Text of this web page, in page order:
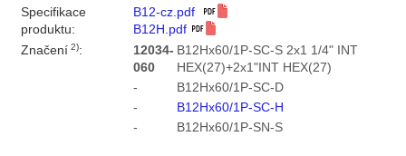
Specifikace
produktu:
B12-cz.pdf
B12H.pdf
Značení2):
12034-
060
B12Hx60/1P-SC-S 2x1 1/4" INT
HEX(27)+2x1"INT HEX(27)
-
B12Hx60/1P-SC-D
-
B12Hx60/1P-SC-H
-
B12Hx60/1P-SN-S